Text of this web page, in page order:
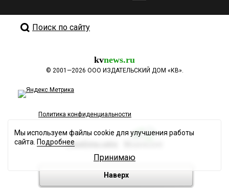
Поиск по сайту
kvnews.ru
© 2001—2026 ООО ИЗДАТЕЛЬСКИЙ ДОМ «КВ».
Политика конфиденциальности
Разработка сайта
Наверх
Мы используем файлы cookie для улучшения работы
сайта. Подробнее
Принимаю